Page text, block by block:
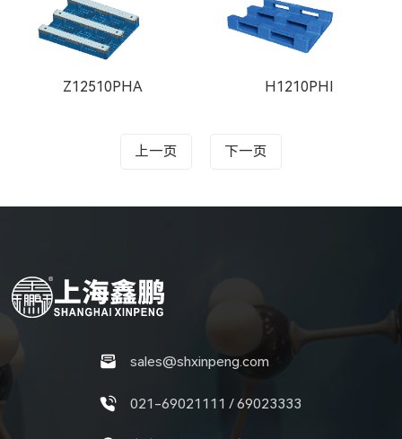
Z12510PHA H1210PHI
上一页 下一页
sales@shxinpeng.com
021-69021111 / 69023333